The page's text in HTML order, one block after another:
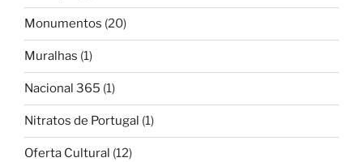
Monumentos (20)
Muralhas (1)
Nacional 365 (1)
Nitratos de Portugal (1)
Oferta Cultural (12)